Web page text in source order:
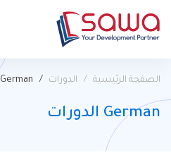
الصفحة الرئيسية الدورات German
German الدورات